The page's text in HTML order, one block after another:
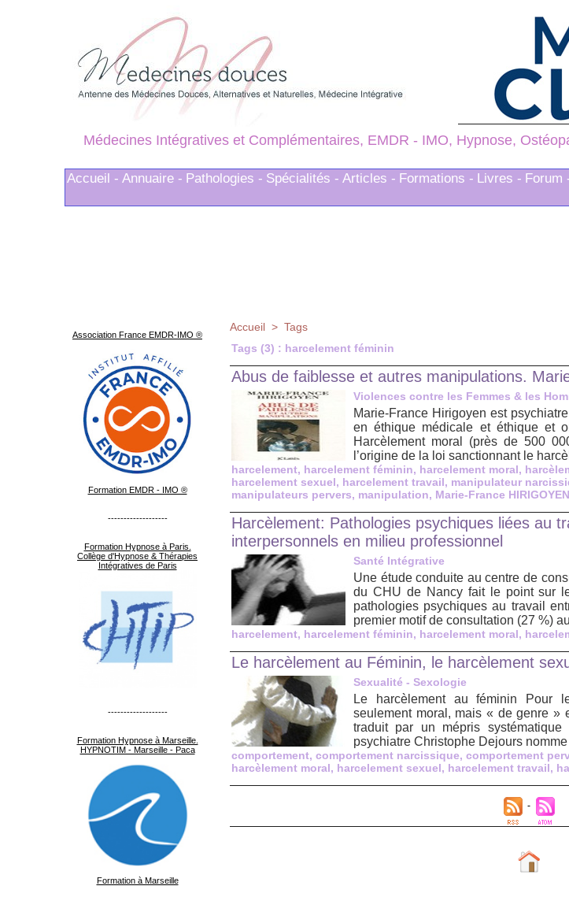
Médecines Intégratives et Complémentaires, EMDR - IMO, Hypnose,
Accueil - Annuaire - Pathologies - Spécialités - Articles - Formations - Livres - Forum
Association France EMDR-IMO ®
Formation EMDR - IMO ®
-------------------
Formation Hypnose à Paris.
Collège d'Hypnose & Thérapies
Intégratives de Paris
-------------------
Formation Hypnose à Marseille.
HYPNOTIM - Marseille - Paca
Formation à Marseille
Accueil > Tags
Tags (3) : harcelement féminin
Abus de faiblesse et autres manipulations.
Violences contre les Femmes & les
Marie-France Hirigoyen est
en éthique médicale et éthique et
Harcèlement moral (près de 500
l’origine de la loi sanctionnant le
harcelement, harcelement féminin, harcelement moral,
harcelement sexuel, harcelement travail, manipulateur
manipulateurs pervers, manipulation, Marie-France HIRIGOYEN
Harcèlement: Pathologies psychiques liées au
interpersonnels en milieu professionnel
Santé Intégrative
Une étude conduite au centre de
du CHU de Nancy fait le point sur
pathologies psychiques au travail
premier motif de consultation (27 %)
harcelement, harcelement féminin, harcelement moral,
Le harcèlement au Féminin, le harcèlement
Sexualité - Sexologie
Le harcèlement au féminin Pour
seulement moral, mais « de genre »
traduit par un mépris
psychiatre Christophe Dejours
comportement, comportement narcissique, comportement
harcèlement moral, harcelement sexuel, harcelement travail,